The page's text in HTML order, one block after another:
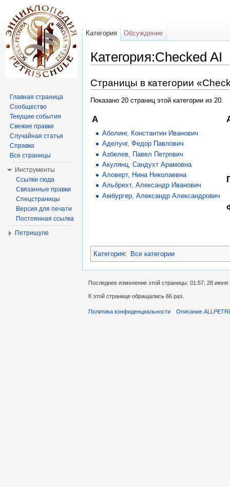
Категория:Checked AI
Страницы в категории
Показано 20 страниц этой категории из 20.
А
Аболинг, Константин Иванович
Аделунг, Федор Павлович
Азбелев, Павел Петрович
Акулянц, Сандухт Арамовна
Аловерт, Нина Николаевна
Альбрехт, Александр Иванович
Амбургер, Александр Александрович
Категория: Все категории
Категория Обсуждение
Главная страница
Сообщество
Текущие события
Свежие правки
Случайная статья
Справка
Все страницы
Инструменты
Ссылки сюда
Связанные правки
Спецстраницы
Версия для печати
Постоянная ссылка
Петришуле
Последнее изменение этой страницы: 01:57, 28 июня
К этой странице обращались 66 раз.
Политика конфиденциальности Описание